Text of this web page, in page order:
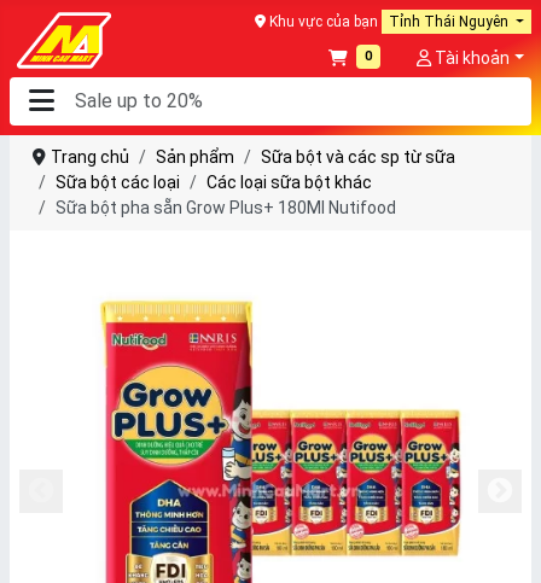
Khu vực của bạn Tỉnh Thái Nguyên
0 Tài khoản
Trang chủ Sản phẩm
Sữa bột và các sp từ sữa
Sữa bột các loại
Các loại sữa bột khác
Sữa bột pha sẵn Grow Plus+ 180Ml Nutifood